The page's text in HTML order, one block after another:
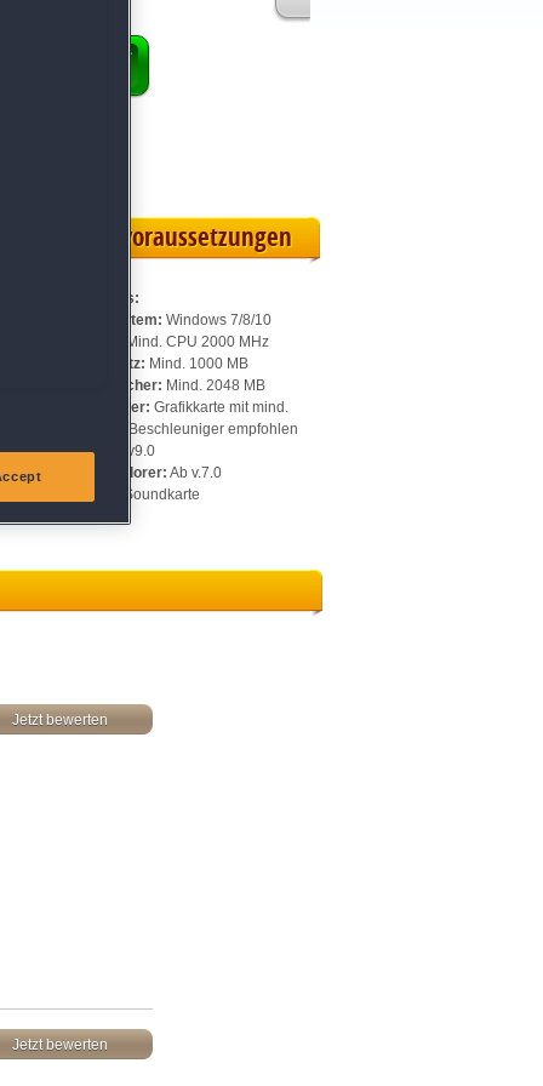
Systemvoraussetzungen
Für Beasties:
Betriebssystem: Windows 7/8/10
Mind. CPU 2000 MHz
Speicherplatz: Mind. 1000 MB
Arbeitsspeicher: Mind. 2048 MB
Videospeicher: Grafikkarte mit mind.
128 MB, 3D-Beschleuniger empfohlen
DirectX:
Ab v9.0
Internet Explorer: Ab v.7.0
Soundkarte
Jetzt bewerten
Jetzt bewerten